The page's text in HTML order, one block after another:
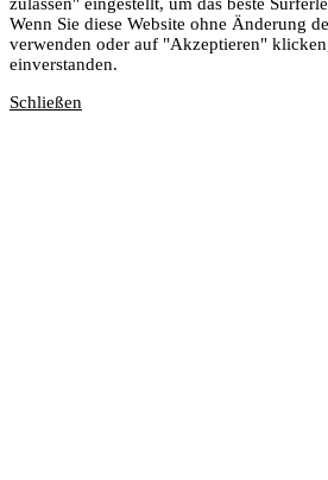
zulassen" eingestellt, um das beste
Wenn Sie diese Website ohne Änderung
verwenden oder auf "Akzeptieren"
einverstanden.
Schließen